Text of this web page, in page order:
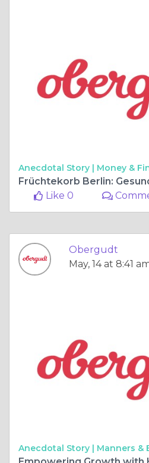
Anecdotal Story | Money &
Like 0
Obergudt
May, 14 at 8:41
Anecdotal Story | Manners &